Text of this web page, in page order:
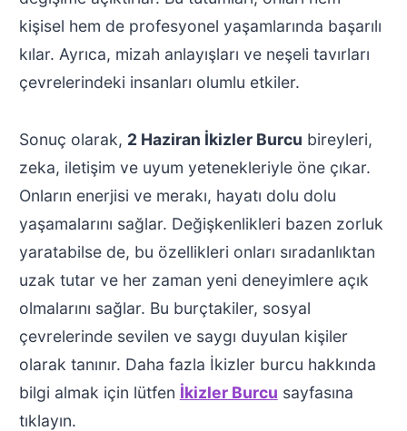
kişisel hem de profesyonel yaşamlarında başarılı
kılar. Ayrıca, mizah anlayışları ve neşeli tavırları
çevrelerindeki insanları olumlu etkiler.
Sonuç olarak, 2 Haziran İkizler Burcu bireyleri,
zeka, iletişim ve uyum yetenekleriyle öne çıkar.
Onların enerjisi ve merakı, hayatı dolu dolu
yaşamalarını sağlar. Değişkenlikleri bazen zorluk
yaratabilse de, bu özellikleri onları sıradanlıktan
uzak tutar ve her zaman yeni deneyimlere açık
olmalarını sağlar. Bu burçtakiler, sosyal
çevrelerinde sevilen ve saygı duyulan kişiler
olarak tanınır. Daha fazla İkizler burcu hakkında
bilgi almak için lütfen İkizler Burcu sayfasına
tıklayın.